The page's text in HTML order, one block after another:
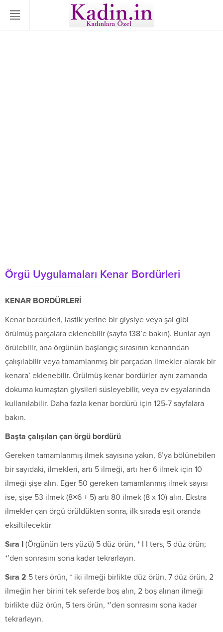
Örgü Uygulamaları Kenar Bordürleri
KENAR BORDÜRLERİ
Kenar bordürleri, lastik yerine bir giysiye veya şal gibi
örülmüş parçalara eklenebilir (sayfa 138’e bakın). Bunlar ayrı
örülebilir, ana örgünün başlangıç sırasının kenarından
çalışılabilir veya tamamlanmış bir parçadan ilmekler alarak bir
kenara’ eklenebilir. Örülmüş kenar bordürler aynı zamanda
dokuma kumaştan giysileri süsleyebilir, veya ev eşyalarında
kullanılabilir. Daha fazla kenar bordürü için 125-7 sayfalara
bakın.
Başta çalışılan çan örgü bordürü
Gereken tamamlanmış ilmek sayısına yakın, 6’ya bölünebilen
bir sayıdaki, ilmekleri, artı 5 ilmeği, artı her 6 ilmek için 10
ilmeği şişe alın. Eğer 50 gereken tamamlanmış ilmek sayısı
ise, şişe 53 ilmek (8×6 + 5) artı 80 ilmek (8 x 10) alın. Ekstra
ilmekler çan örgü örüldükten sonra, ilk sırada eşit oranda
eksiltilecektir
Sıra I (Örgünün ters yüzü) 5 düz örün, * I I ters, 5 düz örün;
*’den sonrasını sona kadar tekrarlayın.
Sıra 2 5 ters örün, * iki ilmeği birlikte düz örün, 7 düz örün, 2
ilmeğin her birini tek seferde boş alın, 2 boş alınan ilmeği
birlikte düz örün, 5 ters örün, *’den sonrasını sona kadar
tekrarlayın.